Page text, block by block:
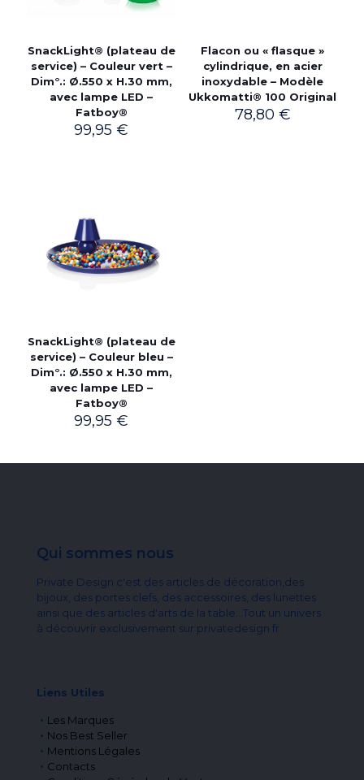
SnackLight® (plateau de
service) – Couleur vert –
Dim°.: Ø.550 x H.30 mm,
avec lampe LED –
Fatboy®
99,95€
Flacon ou « flasque »
cylindrique, en acier
inoxydable – Modèle
Ukkomatti® 100 Original
78,80 €
SnackLight® (plateau de
service) – Couleur bleu –
Dim°.: Ø.550 x H.30 mm,
avec lampe LED –
Fatboy®
99,95€
Qui sommes nous
Private Design c'est des articles de décoration,des
bijoux, des portes clefs, des accessoires, des lunettes
ainsi que des articles d'arts de la table...Tout un univers
à découvrir exclusivement sur privatedesign.fr
Liens Utiles
Les Marques
Nos Best Seller
Mentions Légales
Contacts